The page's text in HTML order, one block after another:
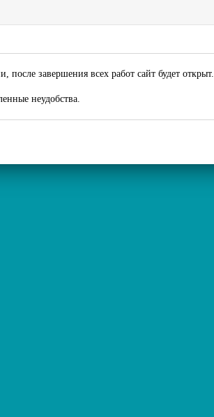
после завершения всех работ сайт будет открыт.
неудобства.